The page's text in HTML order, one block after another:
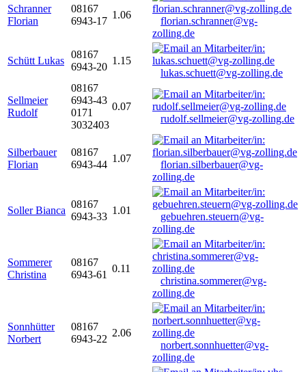
Schranner
Florian
08167
6943-17
1.06
florian.schranner@vg-
zolling.de
Schütt Lukas
08167
6943-20
1.15
lukas.schuett@vg-zolling.de
Sellmeier
Rudolf
08167
6943-43
0171
3032403
0.07
rudolf.sellmeier@vg-zolling.de
Silberbauer
Florian
08167
6943-44
1.07
florian.silberbauer@vg-
zolling.de
Soller Bianca
08167
6943-33
1.01
gebuehren.steuern@vg-
zolling.de
Sommerer
Christina
08167
6943-61
0.11
christina.sommerer@vg-
zolling.de
Sonnhütter
Norbert
08167
6943-22
2.06
norbert.sonnhuetter@vg-
zolling.de